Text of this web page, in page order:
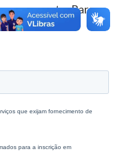
momento. Para
de